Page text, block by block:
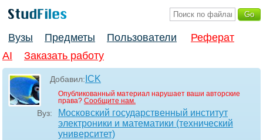
Вузы Предметы Пользователи
Реферат
AI
Заказать работу
Добавил: ICK
Опубликованный материал нарушает ваши авторские
права? Сообщите нам.
Вуз:
Московский государственный институт
электроники и математики (технический
университет)